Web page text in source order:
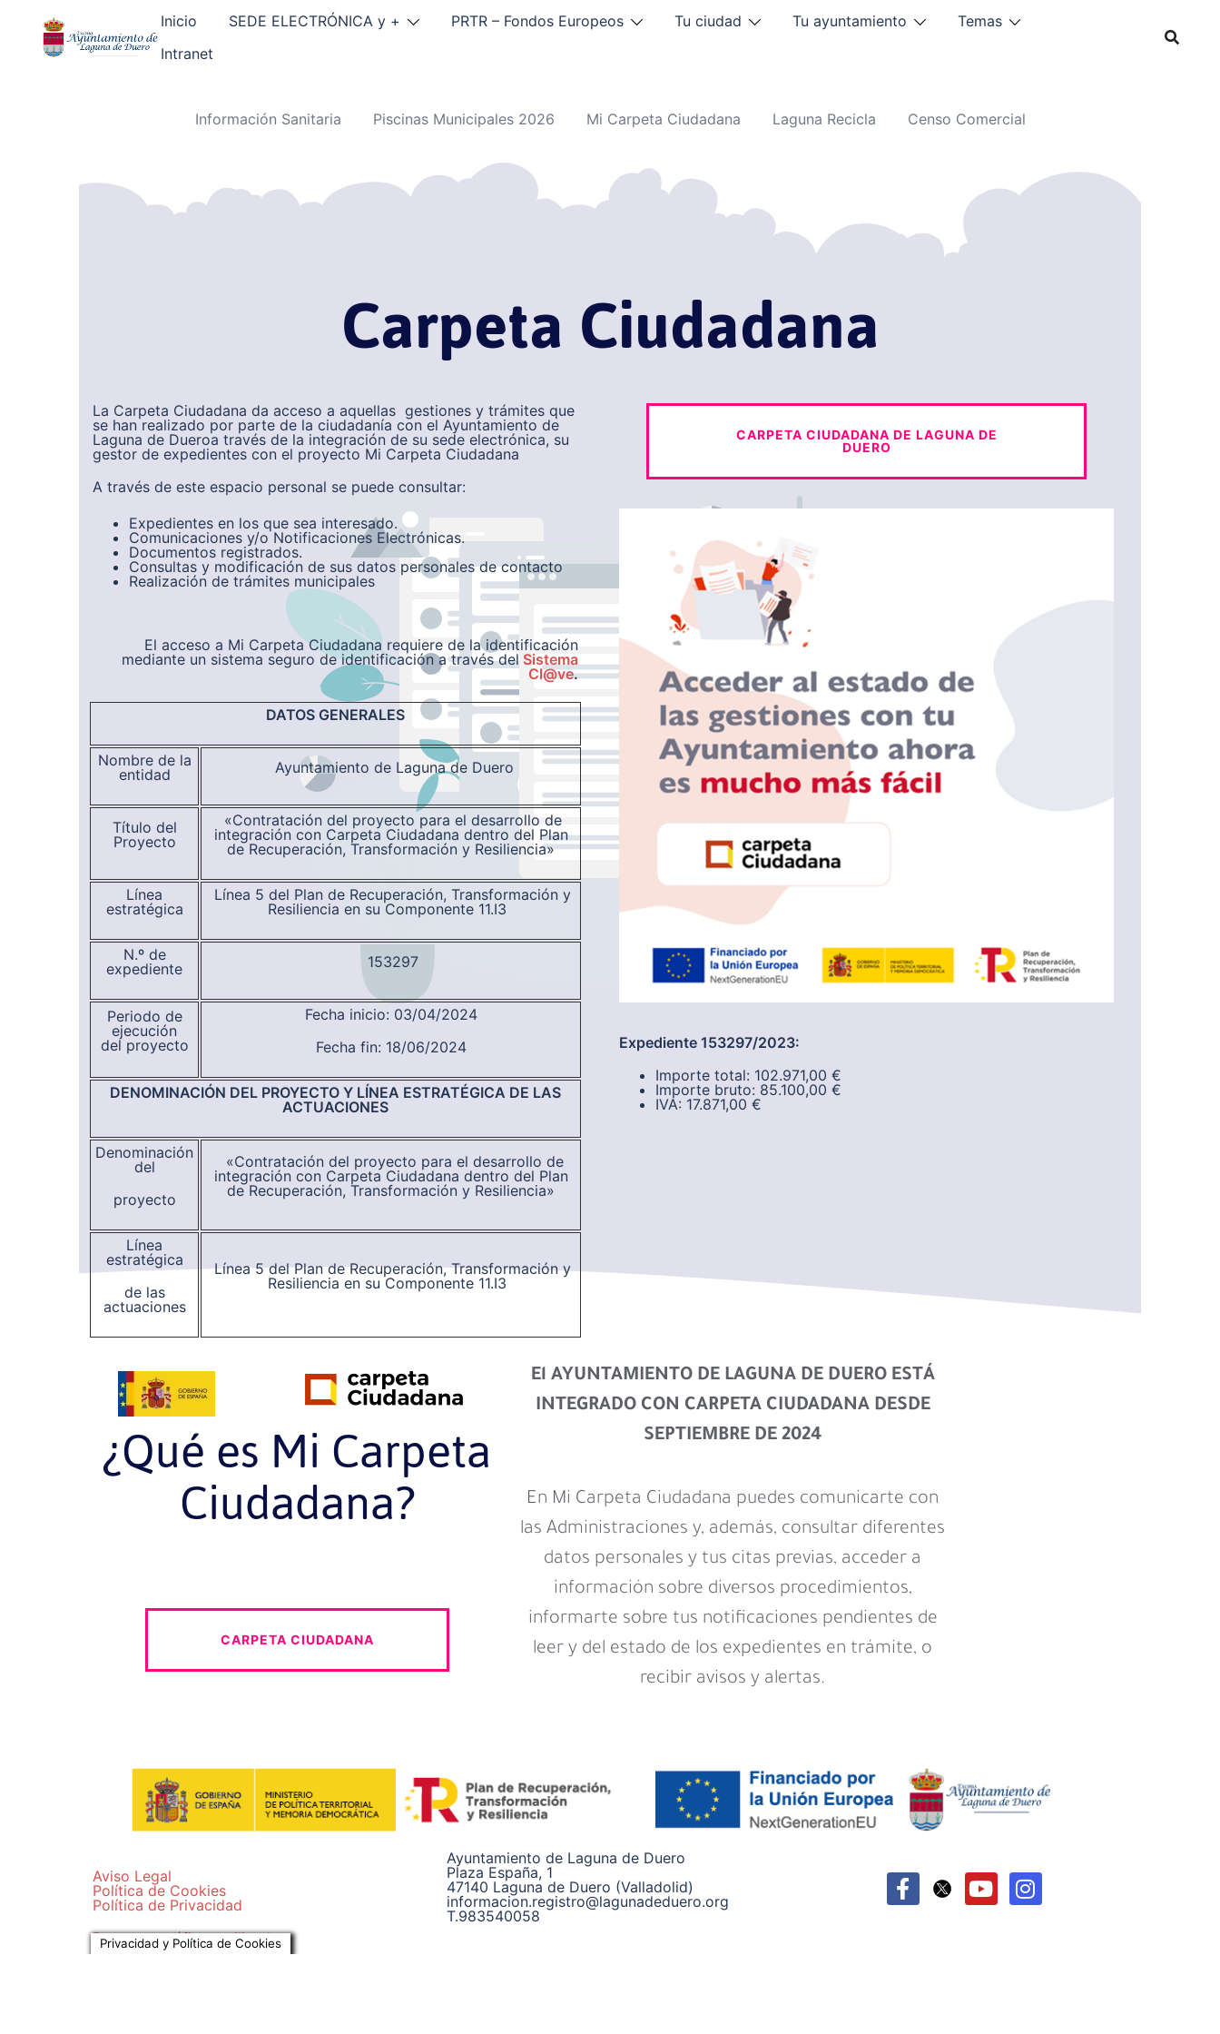
Inicio SEDE ELECTRÓNICA y + PRTR – Fondos Europeos Tu ciudad Tu ayuntamiento
Temas
Intranet
Información Sanitaria Piscinas Municipales 2026 Mi Carpeta Ciudadana Laguna Recicla Censo Comercial
Carpeta Ciudadana
La Carpeta Ciudadana da acceso a aquellas gestiones y trámites que
se han realizado por parte de la ciudadanía con el Ayuntamiento de
Laguna de Dueroa través de la integración de su sede electrónica, su
gestor de expedientes con el proyecto Mi Carpeta Ciudadana
A través de este espacio personal se puede consultar:
Expedientes en los que sea interesado.
Comunicaciones y/o Notificaciones Electrónicas.
Documentos registrados.
Consultas y modificación de sus datos personales de contacto
Realización de trámites municipales
El acceso a Mi Carpeta Ciudadana requiere de la identificación
mediante un sistema seguro de identificación a través del Sistema
Cl@ve.
DATOS GENERALES
Nombre de la
entidad
Ayuntamiento de Laguna de Duero
Título del
Proyecto
«Contratación del proyecto para el desarrollo de
integración con Carpeta Ciudadana dentro del Plan
de Recuperación, Transformación y Resiliencia»
Línea
estratégica
Línea 5 del Plan de Recuperación, Transformación y
Resiliencia en su Componente 11.I3
N.º de
expediente
153297
Periodo de
ejecución
del proyecto
Fecha inicio: 03/04/2024
Fecha fin: 18/06/2024
DENOMINACIÓN DEL PROYECTO Y LÍNEA ESTRATÉGICA DE LAS
ACTUACIONES
Denominación
del
proyecto
«Contratación del proyecto para el desarrollo de
integración con Carpeta Ciudadana dentro del Plan
de Recuperación, Transformación y Resiliencia»
Línea
estratégica
de las
actuaciones
Línea 5 del Plan de Recuperación, Transformación y
Resiliencia en su Componente 11.I3
CARPETA CIUDADANA DE LAGUNA DE
DUERO
Expediente 153297/2023:
Importe total: 102.971,00 €
Importe bruto: 85.100,00 €
IVA: 17.871,00 €
¿Qué es Mi Carpeta
Ciudadana?
CARPETA CIUDADANA
El AYUNTAMIENTO DE LAGUNA DE DUERO ESTÁ
INTEGRADO CON CARPETA CIUDADANA DESDE
SEPTIEMBRE DE 2024
En Mi Carpeta Ciudadana puedes comunicarte con
las Administraciones y, además, consultar diferentes
datos personales y tus citas previas, acceder a
información sobre diversos procedimientos,
informarte sobre tus notificaciones pendientes de
leer y del estado de los expedientes en trámite, o
recibir avisos y alertas.
Aviso Legal
Política de Cookies
Política de Privacidad
Recursos gráficos utilizados
Ayuntamiento de Laguna de Duero
Plaza España, 1
47140 Laguna de Duero (Valladolid)
informacion.registro@lagunadeduero.org
T.983540058
Privacidad y Política de Cookies